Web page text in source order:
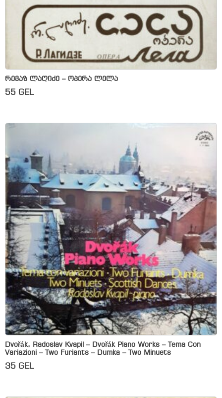
რევაზ ლაღიძე – ოპერა ლელა
55 GEL
Dvořák, Radoslav Kvapil – Dvořák Piano Works – Tema Con
Variazioni – Two Furiants – Dumka – Two Minuets
35 GEL